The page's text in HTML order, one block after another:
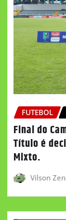
FUTEBOL
Final do
Título é
Mixto.
Vilson